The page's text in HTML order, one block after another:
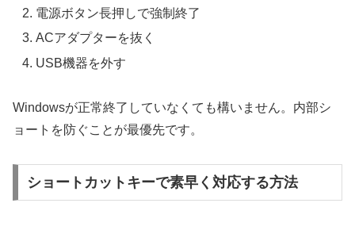
電源ボタン長押しで強制終了
ACアダプターを抜く
USB機器を外す
Windowsが正常終了していなくても構いません。内部シ
ョートを防ぐことが最優先です。
ショートカットキーで素早く対応する方法